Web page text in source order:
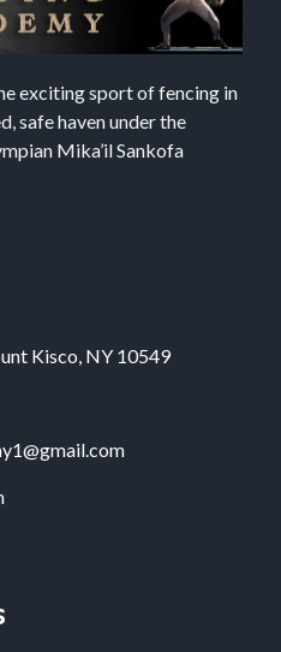
exciting sport of fencing in
safe haven under the
Mika’il Sankofa
Kisco, NY 10549